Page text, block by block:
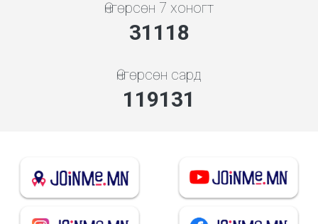
Өнгөрсөн 7 хоногт
33341
Өнгөрсөн сард
132877